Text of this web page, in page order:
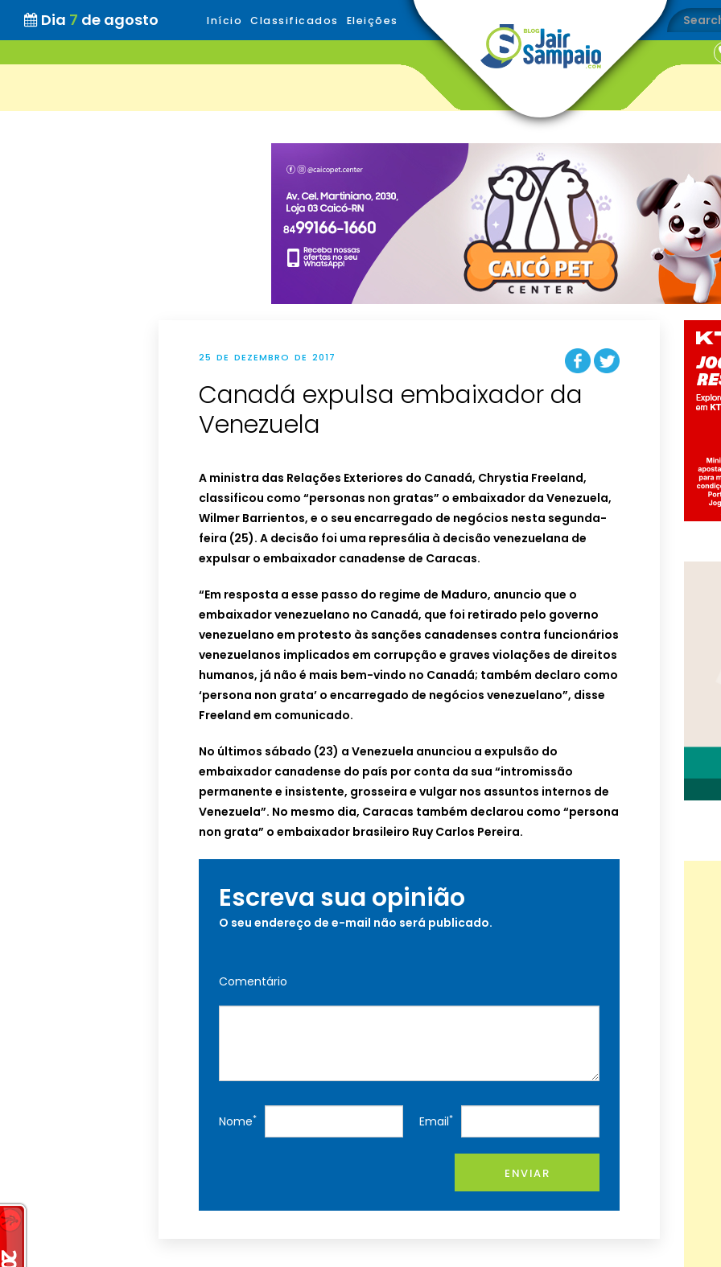
Dia 7 de agosto Início Classificados Eleições
25 DE DEZEMBRO DE 2017
Canadá expulsa embaixador da
Venezuela
A ministra das Relações Exteriores do Canadá, Chrystia Freeland,
classificou como “personas non gratas” o embaixador da Venezuela,
Wilmer Barrientos, e o seu encarregado de negócios nesta segunda-
feira (25). A decisão foi uma represália à decisão venezuelana de
expulsar o embaixador canadense de Caracas.
“Em resposta a esse passo do regime de Maduro, anuncio que o
embaixador venezuelano no Canadá, que foi retirado pelo governo
venezuelano em protesto às sanções canadenses contra funcionários
venezuelanos implicados em corrupção e graves violações de direitos
humanos, já não é mais bem-vindo no Canadá; também declaro como
‘persona non grata’ o encarregado de negócios venezuelano”, disse
Freeland em comunicado.
No últimos sábado (23) a Venezuela anunciou a expulsão do
embaixador canadense do país por conta da sua “intromissão
permanente e insistente, grosseira e vulgar nos assuntos internos de
Venezuela”. No mesmo dia, Caracas também declarou como “persona
non grata” o embaixador brasileiro Ruy Carlos Pereira.
Escreva sua opinião
O seu endereço de e-mail não será publicado.
Comentário
Nome* Email*
ENVIAR